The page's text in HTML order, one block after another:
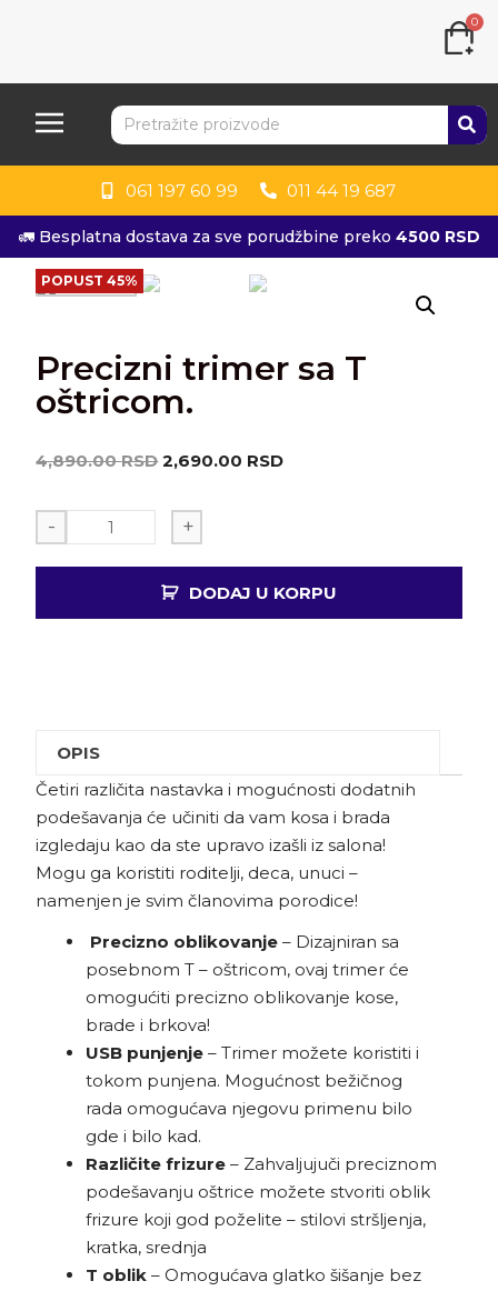
0
061 197 60 99 011 44 19 687
🚛 Besplatna dostava za sve porudžbine preko 4500 RSD
POPUST 45%
Precizni trimer sa T
oštricom.
4,890.00RSD 2,690.00 RSD
- +
DODAJ U KORPU
OPIS
Četiri različita nastavka i mogućnosti dodatnih
podešavanja će učiniti da vam kosa i brada
izgledaju kao da ste upravo izašli iz salona!
Mogu ga koristiti roditelji, deca, unuci –
namenjen je svim članovima porodice!
Precizno oblikovanje – Dizajniran sa
posebnom T – oštricom, ovaj trimer će
omogućiti precizno oblikovanje kose,
brade i brkova!
USB punjenje – Trimer možete koristiti i
tokom punjena. Mogućnost bežičnog
rada omogućava njegovu primenu bilo
gde i bilo kad.
Različite frizure – Zahvaljujuči preciznom
podešavanju oštrice možete stvoriti oblik
frizure koji god poželite – stilovi stršljenja,
kratka, srednja
T oblik – Omogućava glatko šišanje bez